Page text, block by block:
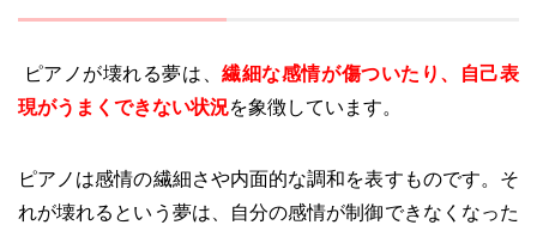
ピアノが壊れる夢は、繊細な感情が傷ついたり、自己表
現がうまくできない状況を象徴しています。
ピアノは感情の繊細さや内面的な調和を表すものです。そ
れが壊れるという夢は、自分の感情が制御できなくなった